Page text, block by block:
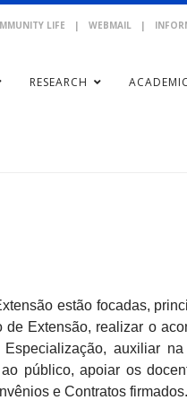
LIFE | WEBMAIL |
RESEARCH
estão focadas,
Extensão, realizar o
auxiliar
público, apoiar os
e Contratos firmados.